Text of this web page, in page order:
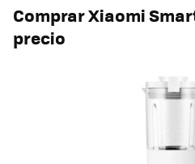
Comprar Xiaomi
precio